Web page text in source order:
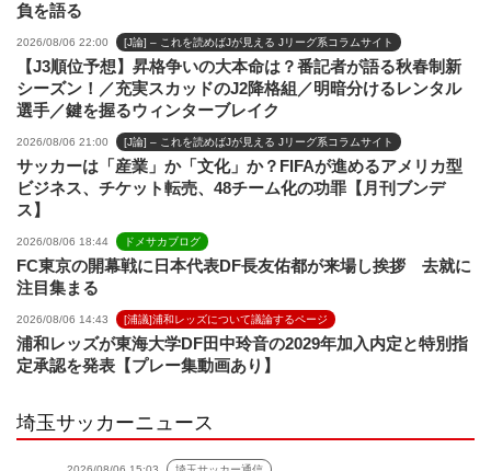
負を語る
2026/08/06 22:00 [J論] – これを読めばJが見える Jリーグ系コラムサイト
【J3順位予想】昇格争いの大本命は？番記者が語る秋春制新
シーズン！／充実スカッドのJ2降格組／明暗分けるレンタル
選手／鍵を握るウィンターブレイク
2026/08/06 21:00 [J論] – これを読めばJが見える Jリーグ系コラムサイト
サッカーは「産業」か「文化」か？FIFAが進めるアメリカ型
ビジネス、チケット転売、48チーム化の功罪【月刊ブンデ
ス】
2026/08/06 18:44 ドメサカブログ
FC東京の開幕戦に日本代表DF長友佑都が来場し挨拶 去就に
注目集まる
2026/08/06 14:43 [浦議]浦和レッズについて議論するページ
浦和レッズが東海大学DF田中玲音の2029年加入内定と特別指
定承認を発表【プレー集動画あり】
埼玉サッカーニュース